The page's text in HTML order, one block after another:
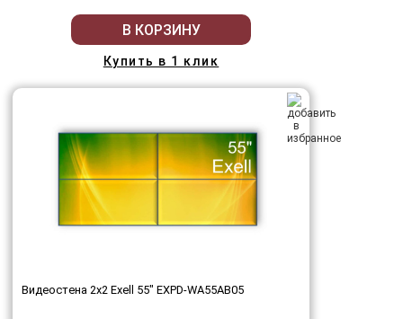
В КОРЗИНУ
Купить в 1 клик
Видеостена 2x2 Exell 55" EXPD-WA55AB05